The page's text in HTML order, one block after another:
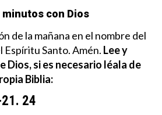
minutos con Dios
de la mañana en el nombre del
Espíritu Santo. Amén. Lee y
Dios, si es necesario léala de
Biblia:
24